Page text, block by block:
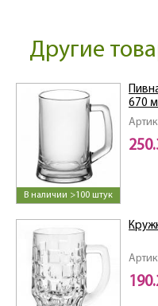
Другие
В наличии >100 штук
670